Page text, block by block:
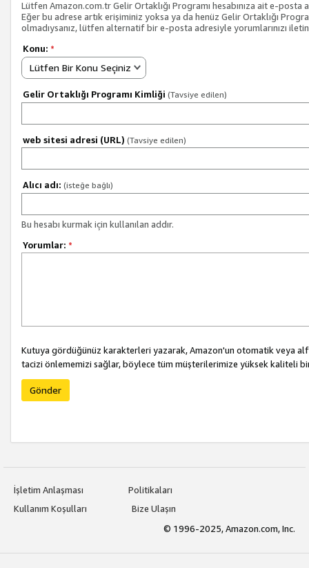
Lütfen Amazon.com.tr Gelir Ortaklığı Programı hesabınıza ait e-posta
Eğer bu adrese artık erişiminiz yoksa ya da henüz Gelir Ortaklığı
olmadıysanız, lütfen alternatif bir e-posta adresiyle yorumlarınızı
Konu: *
Lütfen Bir Konu Seçiniz
Gelir Ortaklığı Programı Kimliği (Tavsiye edilen)
web sitesi adresi (URL) (Tavsiye edilen)
Alıcı adı: (isteğe bağlı)
Bu hesabı kurmak için kullanılan addır.
Yorumlar: *
Kutuya gördüğünüz karakterleri yazarak, Amazon'un otomatik veya
tacizi önlememizi sağlar, böylece tüm müşterilerimize yüksek kaliteli
Gönder
İşletim Anlaşması
Politikaları
Kullanım Koşulları
Bize Ulaşın
© 1996-2025, Amazon.com, Inc.